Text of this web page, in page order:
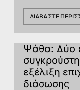
ΔΙΑΒΆΣΤΕ
Ψάθα: Δύο
εξέλιξη
διάσωσης